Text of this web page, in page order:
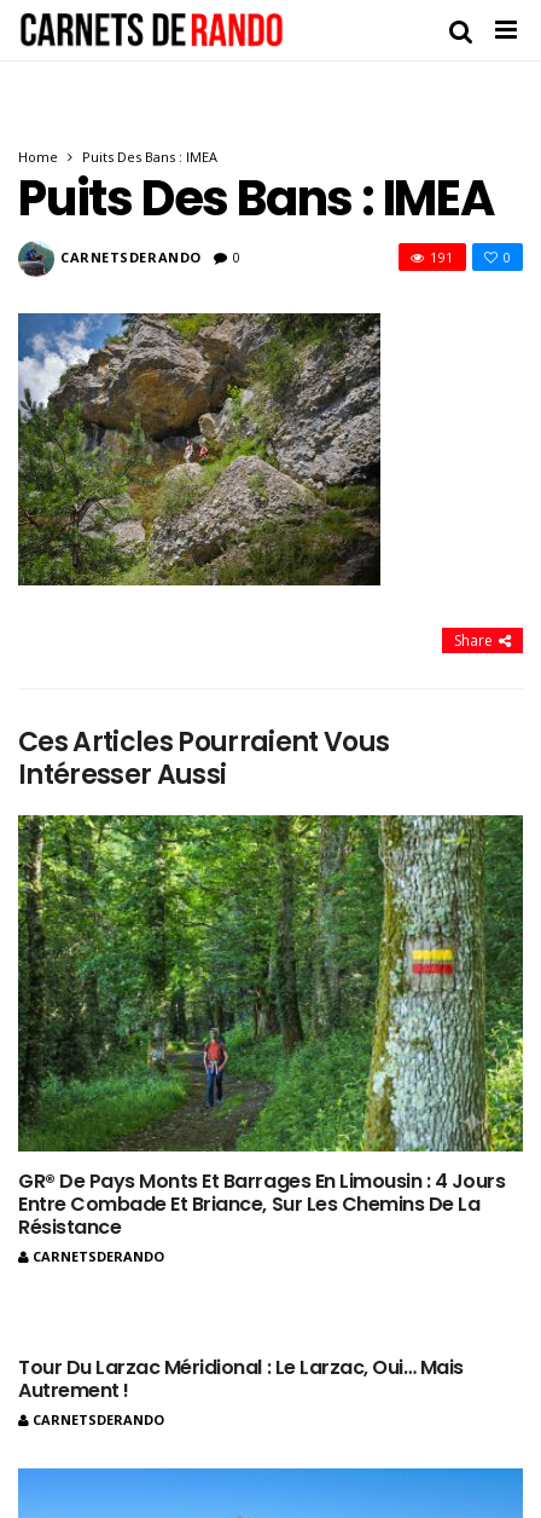
Home Puits Des Bans : IMEA
Puits Des Bans : IMEA
CARNETSDERANDO 0 0
191
Share
Ces Articles Pourraient Vous
Intéresser Aussi
GR® De Pays Monts Et Barrages En Limousin : 4 Jours
Entre Combade Et Briance, Sur Les Chemins De La
Résistance
CARNETSDERANDO
Tour Du Larzac Méridional : Le Larzac, Oui… Mais
Autrement !
CARNETSDERANDO